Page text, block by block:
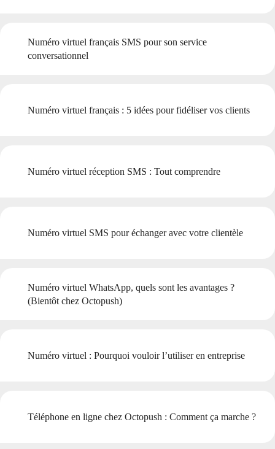
Numéro virtuel français SMS pour son service
conversationnel
Numéro virtuel français : 5 idées pour fidéliser vos clients
Numéro virtuel réception SMS : Tout comprendre
Numéro virtuel SMS pour échanger avec votre clientèle
Numéro virtuel WhatsApp, quels sont les avantages ?
(Bientôt chez Octopush)
Numéro virtuel : Pourquoi vouloir l’utiliser en entreprise
Téléphone en ligne chez Octopush : Comment ça marche ?